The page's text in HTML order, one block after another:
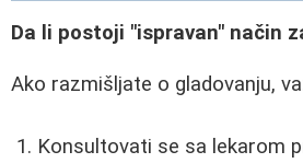
Da li postoji "ispravan" način
Ako razmišljate o gladovanju,
Konsultovati se sa lekarom